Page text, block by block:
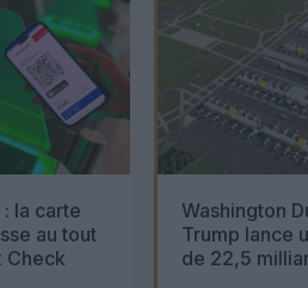
la carte
au tout
Check
Washington
Trump lance
de 22,5